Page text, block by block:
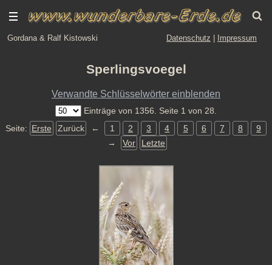
Gordana & Ralf Kistowski Datenschutz Impressum
Sperlingsvoegel
Verwandte Schlüsselwörter einblenden
Einträge von 1356. Seite 1 von 28.
Seite: Erste Zurück ← 1 2 3 4 5 6 7 8
9
→
Vor Letzte